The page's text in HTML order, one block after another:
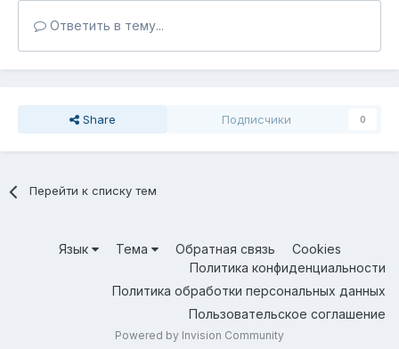
Ответить в тему...
Share Подписчики 0
Перейти к списку тем
Язык Тема Обратная связь
Cookies
Политика конфиденциальности
Политика обработки персональных данных
Пользовательское соглашение
Powered by Invision Community